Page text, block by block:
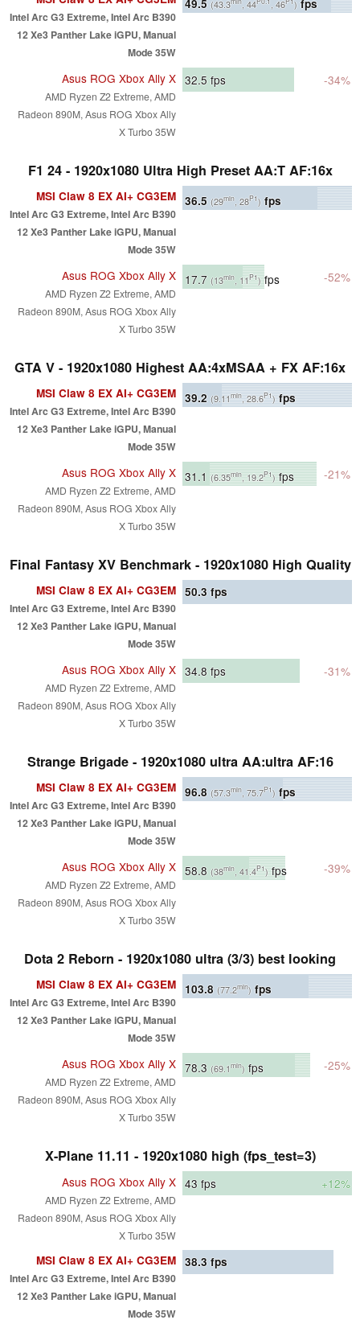
Intel Arc G3 Extreme, Intel Arc B390
12 Xe3 Panther Lake iGPU, Manual
Mode 35W
49.5 (43.3 , 44 , 46 ) fps
Asus ROG Xbox Ally X
AMD Ryzen Z2 Extreme, AMD
Radeon 890M, Asus ROG Xbox Ally
X Turbo 35W
32.5fps -34%
F1 24 - 1920x1080 Ultra High Preset AA:T AF:16x
MSI Claw 8 EX AI+ CG3EM
Intel Arc G3 Extreme, Intel Arc B390
12 Xe3 Panther Lake iGPU, Manual
Mode 35W
36.5 (29min , 28P1) fps
Asus ROG Xbox Ally X
AMD Ryzen Z2 Extreme, AMD
Radeon 890M, Asus ROG Xbox Ally
X Turbo 35W
17.7 (13min , 11P1)fps -52%
GTA V - 1920x1080 Highest AA:4xMSAA + FX AF:16x
MSI Claw 8 EX AI+ CG3EM
Intel Arc G3 Extreme, Intel Arc B390
12 Xe3 Panther Lake iGPU, Manual
Mode 35W
39.2 (9.11min, 28.6P1)fps
Asus ROG Xbox Ally X
AMD Ryzen Z2 Extreme, AMD
Radeon 890M, Asus ROG Xbox Ally
X Turbo 35W
31.1 (6.35min, 19.2P1)fps -21%
Final Fantasy XV Benchmark - 1920x1080 High Quality
MSI Claw 8 EX AI+ CG3EM
Intel Arc G3 Extreme, Intel Arc B390
12 Xe3 Panther Lake iGPU, Manual
Mode 35W
50.3fps
Asus ROG Xbox Ally X
AMD Ryzen Z2 Extreme, AMD
Radeon 890M, Asus ROG Xbox Ally
X Turbo 35W
34.8fps -31%
Strange Brigade - 1920x1080 ultra AA:ultra AF:16
MSI Claw 8 EX AI+ CG3EM
Intel Arc G3 Extreme, Intel Arc B390
12 Xe3 Panther Lake iGPU, Manual
Mode 35W
96.8 (57.3min , 75.7P1) fps
Asus ROG Xbox Ally X
AMD Ryzen Z2 Extreme, AMD
Radeon 890M, Asus ROG Xbox Ally
X Turbo 35W
58.8 (38min , 41.4P1)fps -39%
Dota 2 Reborn - 1920x1080 ultra (3/3) best looking
MSI Claw 8 EX AI+ CG3EM
Intel Arc G3 Extreme, Intel Arc B390
12 Xe3 Panther Lake iGPU, Manual
Mode 35W
103.8 (77.2min) fps
Asus ROG Xbox Ally X
AMD Ryzen Z2 Extreme, AMD
Radeon 890M, Asus ROG Xbox Ally
X Turbo 35W
78.3 (69.1min) fps -25%
X-Plane 11.11 - 1920x1080 high (fps_test=3)
Asus ROG Xbox Ally X
AMD Ryzen Z2 Extreme, AMD
Radeon 890M, Asus ROG Xbox Ally
X Turbo 35W
43fps +12%
MSI Claw 8 EX AI+ CG3EM
Intel Arc G3 Extreme, Intel Arc B390
12 Xe3 Panther Lake iGPU, Manual
Mode 35W
38.3fps